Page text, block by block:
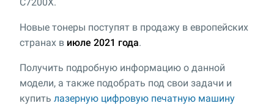
Новые тонеры поступят в продажу в европейских
странах в июле 2021 года.
Получить подробную информацию о данной
модели, а также подобрать под свои задачи и
купить лазерную цифровую печатную машину